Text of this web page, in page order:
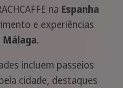
na Espanha
e experiências
Málaga.
incluem passeios
cidade, destaques